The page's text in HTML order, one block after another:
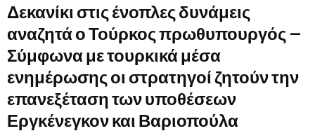
Δεκανίκι στις ένοπλες δυνάμεις
αναζητά ο Τούρκος πρωθυπουργός–
Σύμφωνα με τουρκικά μέσα
ενημέρωσης οι στρατηγοί ζητούν την
επανεξέταση των υποθέσεων
Εργκένεγκον και Βαριοπούλα